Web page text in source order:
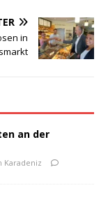
in
an der
Karadeniz